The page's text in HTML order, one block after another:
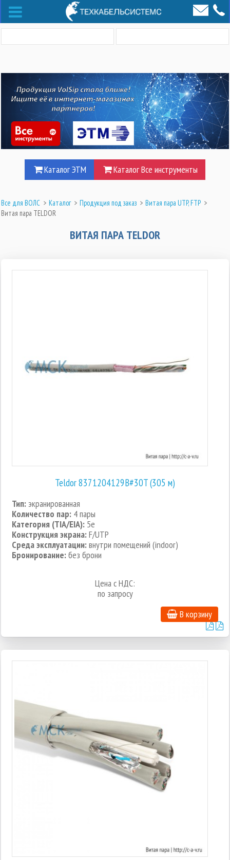
Каталог ЭТМ Каталог Все инструменты
Все для ВОЛС > Каталог > Продукция под заказ > Витая пара UTP, FTP >
Витая пара TELDOR
ВИТАЯ ПАРА TELDOR
Teldor 8371204129B#30T (305 м)
Тип:экранированная
Количество пар: 4 пары
Категория (TIA/EIA): 5e
Конструкция экрана:F/UTP
Среда эксплуатации:внутри помещений (indoor)
Бронирование:без брони
Цена с НДС:
по запросу
В корзину